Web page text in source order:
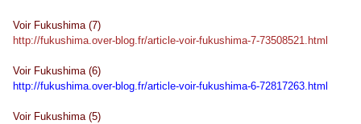
Voir Fukushima (7)
http://fukushima.over-blog.fr/article-voir-fukushima-7-73508521.html
Voir Fukushima (6)
http://fukushima.over-blog.fr/article-voir-fukushima-6-72817263.html
Voir Fukushima (5)